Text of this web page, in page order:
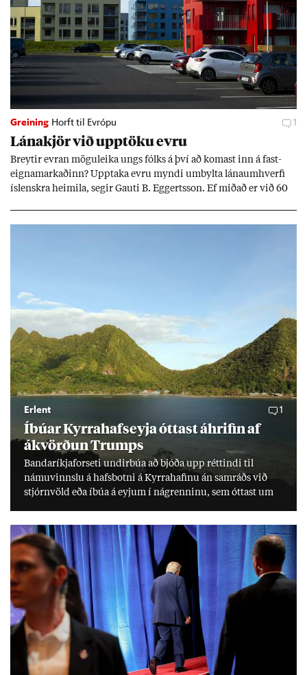
Greining Horft til Evrópu 1
Lána­kjör við upp­töku evru
Breyt­ir evr­an mögu­leika ungs fólks á því að kom­ast inn á fast­
eigna­mark­að­inn? Upp­taka evru myndi um­bylta lánaum­hverfi
ís­lenskra heim­ila, seg­ir Gauti B. Eggerts­son. Ef mið­að er við 60
Erlent 1
Íbú­ar Kyrra­hafs­eyja ótt­ast áhrif­in af
ákvörð­un Trumps
Banda­ríkja­for­seti und­ir­búa að bjóða upp rétt­indi til
námu­vinnslu á hafs­botni á Kyrra­haf­inu án sam­ráðs við
stjórn­völd eða íbúa á eyj­um í ná­grenn­inu, sem ótt­ast um